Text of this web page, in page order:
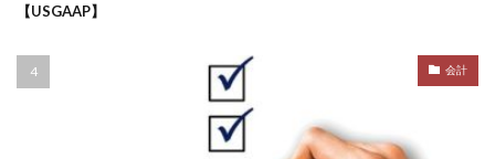
【USGAAP】
会計